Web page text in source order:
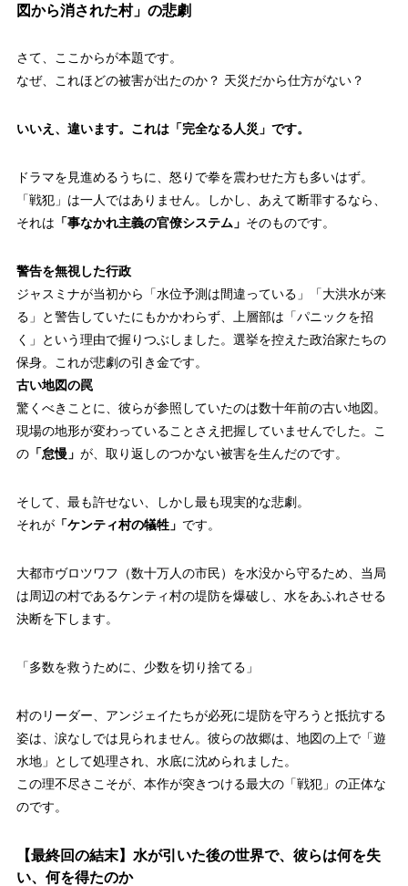
図から消された村」の悲劇
さて、ここからが本題です。
なぜ、これほどの被害が出たのか？ 天災だから仕方がない？
いいえ、違います。これは「完全なる人災」 です。
ドラマを見進めるうちに、怒りで拳を震わせた方も多いはず。
「戦犯」は一人ではありません。しかし、あえて断罪するなら、
それは 「事なかれ主義の官僚システム」 そのものです。
警告を無視した行政
ジャスミナが当初から「水位予測は間違っている」「大洪水が来
る」と警告していたにもかかわらず、上層部は「パニックを招
く」という理由で握りつぶしました。選挙を控えた政治家たちの
保身。これが悲劇の引き金です。
古い地図の罠
驚くべきことに、彼らが参照していたのは数十年前の古い地図。
現場の地形が変わっていることさえ把握していませんでした。こ
の「怠慢」 が、取り返しのつかない被害を生んだのです。
そして、最も許せない、しかし最も現実的な悲劇。
それが「ケンティ村の犠牲」 です。
大都市ヴロツワフ（数十万人の市民）を水没から守るため、当局
は周辺の村であるケンティ村の堤防を爆破し、水をあふれさせる
決断を下します。
「多数を救うために、少数を切り捨てる」
村のリーダー、アンジェイたちが必死に堤防を守ろうと抵抗する
姿は、涙なしでは見られません。彼らの故郷は、地図の上で「遊
水地」として処理され、水底に沈められました。
この理不尽さこそが、本作が突きつける最大の「戦犯」の正体な
のです。
【最終回の結末】水が引いた後の世界で、彼らは何を失
い、何を得たのか